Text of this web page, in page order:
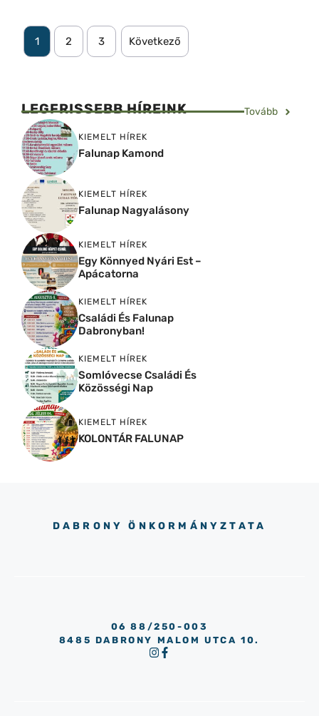
1 2 3 Következő
LEGFRISSEBB HÍREINK Tovább
KIEMELT HÍREK
Falunap Kamond
KIEMELT HÍREK
Falunap Nagyalásony
KIEMELT HÍREK
Egy Könnyed Nyári Est –
Apácatorna
KIEMELT HÍREK
Családi És Falunap
Dabronyban!
KIEMELT HÍREK
Somlóvecse Családi És
Közösségi Nap
KIEMELT HÍREK
KOLONTÁR FALUNAP
DABRONY ÖNKORMÁNYZTATA
06 88/250-003
8485 DABRONY MALOM UTCA 10.